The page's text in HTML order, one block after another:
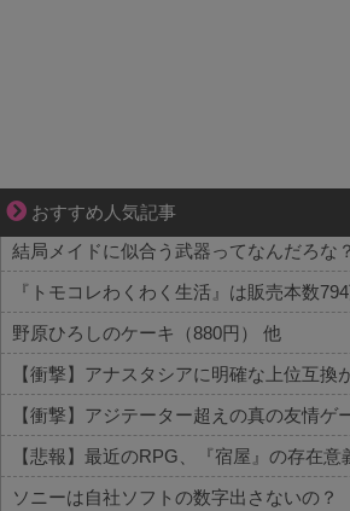
おすすめ人気記事
好青年の片思いが壊れていくまで
結局メイドに似合う武器ってなんだろな
野原ひろしのケーキ（880円） 他
【衝撃】アジテーター超えの真の友情ゲ
【悲報】最近のRPG、『宿屋』の存在意
ソニーは自社ソフトの数字出さないの？